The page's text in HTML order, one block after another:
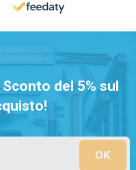
del 5% sul